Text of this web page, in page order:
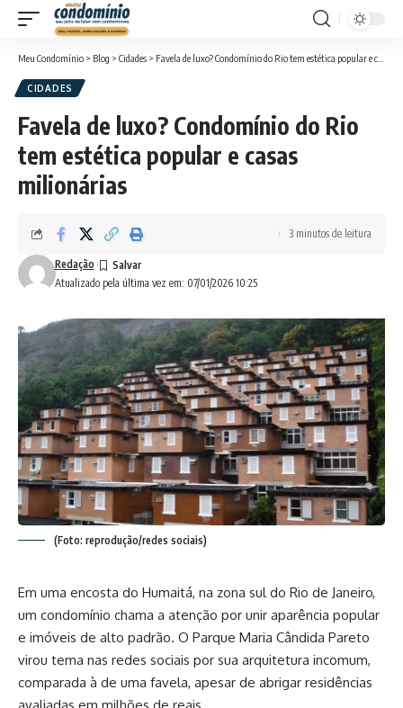
Meu Condomínio > Blog > Cidades > Favela de luxo? Condomínio do Rio tem estética popular e casas milionárias
CIDADES
Favela de luxo? Condomínio do Rio
tem estética popular e casas
milionárias
Atualizado pela última vez em: 07/01/2026 10:25
Redação
3 minutos de leitura
(Foto: reprodução/redes sociais)
Em uma encosta do Humaitá, na zona sul do Rio de Janeiro,
um condomínio chama a atenção por unir aparência popular
e imóveis de alto padrão. O Parque Maria Cândida Pareto
virou tema nas redes sociais por sua arquitetura incomum,
comparada à de uma favela, apesar de abrigar residências
avaliadas em milhões de reais.